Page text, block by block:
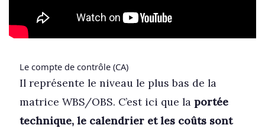
Le compte de contrôle (CA)
Il représente le niveau le plus bas de la
matrice WBS/OBS. C’est ici que la portée
technique, le calendrier et les coûts sont